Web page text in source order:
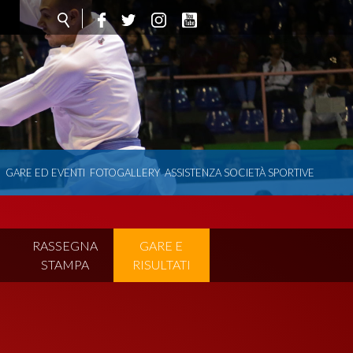
GARE ED EVENTI FOTOGALLERY ASSISTENZA SOCIETÀ SPORTIVE
RASSEGNA
STAMPA
GARE E
RISULTATI